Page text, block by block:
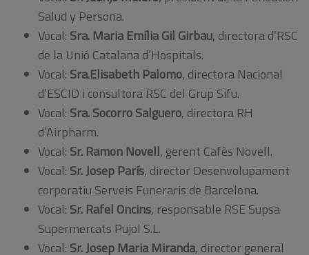
Salud y Persona.
Vocal: Sra. Maria Emília Gil Girbau, directora d’RSC
de la Unió Catalana d’Hospitals.
Vocal: Sra.Elisabeth Palomo, directora Nacional
d’ESCID i consultora RSC del Grup Sifu.
Vocal: Sra. Socorro Salguero, directora RH
d’Airpharm.
Vocal: Sr. Ramon Novell, gerent Cafès Novell.
Vocal: Sr. Josep París, director Desenvolupament
corporatiu Serveis Funeraris de Barcelona.
Vocal: Sr. Rafel Oncins, responsable RSE Supsa
Supermercats Pujol S.L.
Vocal: Sr. Josep Maria Miranda, director general